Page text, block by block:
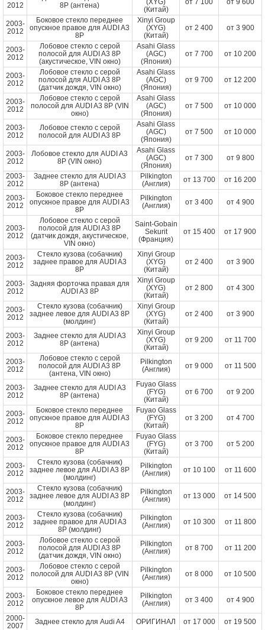
2012
8P (антена)
(XYG)
(Китай)
от 7 100 от 9 600
2003-
2012
Боковое стекло переднее
опускное правое для AUDI A3
8P
Xinyi Group
(XYG)
(Китай)
от 2 400 от 3 900
2003-
2012
Лобовое стекло с серой
полосой для AUDI A3 8P
(акустическое, VIN окно)
Asahi Glass
(AGC)
(Япония)
от 7 700 от 10 200
2003-
2012
Лобовое стекло с серой
полосой для AUDI A3 8P
(датчик дождя, VIN окно)
Asahi Glass
(AGC)
(Япония)
от 9 700 от 12 200
2003-
2012
Лобовое стекло с серой
полосой для AUDI A3 8P (VIN
окно)
Asahi Glass
(AGC)
(Япония)
от 7 500 от 10 000
2003-
2012
Лобовое стекло с серой
полосой для AUDI A3 8P
Asahi Glass
(AGC)
(Япония)
от 7 500 от 10 000
2003-
2012
Лобовое стекло для AUDI A3
8P (VIN окно)
Asahi Glass
(AGC)
(Япония)
от 7 300 от 9 800
2003-
2012
Заднее стекло для AUDI A3
8P (антена)
Pilkington
(Англия)
от 13 700 от 16 200
2003-
2012
Боковое стекло переднее
опускное правое для AUDI A3
8P
Pilkington
(Англия)
от 3 400 от 4 900
2003-
2012
Лобовое стекло с серой
полосой для AUDI A3 8P
(датчик дождя, акустическое,
VIN окно)
Saint-Gobain
Sekurit
(Франция)
от 15 400 от 17 900
2003-
2012
Стекло кузова (собачник)
заднее правое для AUDI A3
8P
Xinyi Group
(XYG)
(Китай)
от 2 400 от 3 900
2003-
2012
Задняя форточка правая для
AUDI A3 8P
Xinyi Group
(XYG)
(Китай)
от 2 800 от 4 300
2003-
2012
Стекло кузова (собачник)
заднее левое для AUDI A3 8P
(молдинг)
Xinyi Group
(XYG)
(Китай)
от 2 400 от 3 900
2003-
2012
Заднее стекло для AUDI A3
8P (антена)
Xinyi Group
(XYG)
(Китай)
от 9 200 от 11 700
2003-
2012
Лобовое стекло с серой
полосой для AUDI A3 8P
(антена, VIN окно)
Pilkington
(Англия)
от 9 000 от 11 500
2003-
2012
Заднее стекло для AUDI A3
8P (антена)
Fuyao Glass
(FYG)
(Китай)
от 6 700 от 9 200
2003-
2012
Боковое стекло переднее
опускное правое для AUDI A3
8P
Fuyao Glass
(FYG)
(Китай)
от 3 200 от 4 700
2003-
2012
Боковое стекло переднее
опускное правое для AUDI A3
8P
Fuyao Glass
(FYG)
(Китай)
от 3 700 от 5 200
2003-
2012
Стекло кузова (собачник)
заднее левое для AUDI A3 8P
(молдинг)
Pilkington
(Англия)
от 10 100 от 11 600
2003-
2012
Стекло кузова (собачник)
заднее левое для AUDI A3 8P
(молдинг)
Pilkington
(Англия)
от 13 000 от 14 500
2003-
2012
Стекло кузова (собачник)
заднее правое для AUDI A3
8P (молдинг)
Pilkington
(Англия)
от 10 300 от 11 800
2003-
2012
Лобовое стекло с серой
полосой для AUDI A3 8P
(датчик дождя, VIN окно)
Pilkington
(Англия)
от 8 700 от 11 200
2003-
2012
Лобовое стекло с серой
полосой для AUDI A3 8P (VIN
окно)
Pilkington
(Англия)
от 8 000 от 10 500
2003-
2012
Боковое стекло переднее
опускное левое для AUDI A3
8P
Pilkington
(Англия)
от 3 400 от 4 900
2000-
2007
Заднее стекло для Audi A4 ОРИГИНАЛ от 17 000 от 19 500